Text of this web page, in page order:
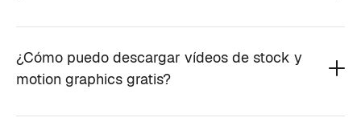
¿Cómo puedo descargar vídeos de stock y
motion graphics gratis?